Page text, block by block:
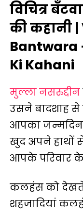
विचित्र
की कहानी
Bantwara
Ki Kahani
मुल्ला नसरुद्दीन
उसने बादशाह
आपका
खुद अपने हाथों
आपके परिवार
कलहंस को देखते
शहजादियां